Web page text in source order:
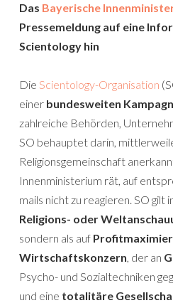
Das Bayerische
Pressemeldung auf eine
Scientology hin
Die Scientology-Organisation
einer bundesweiten
zahlreiche Behörden,
SO behauptet darin,
Religionsgemeinschaft
Innenministerium rät, auf
mails nicht zu reagieren. SO gilt
Religions- oder
sondern als auf
Wirtschaftskonzern, der an
Psycho- und Sozialtechniken
und eine totalitäre